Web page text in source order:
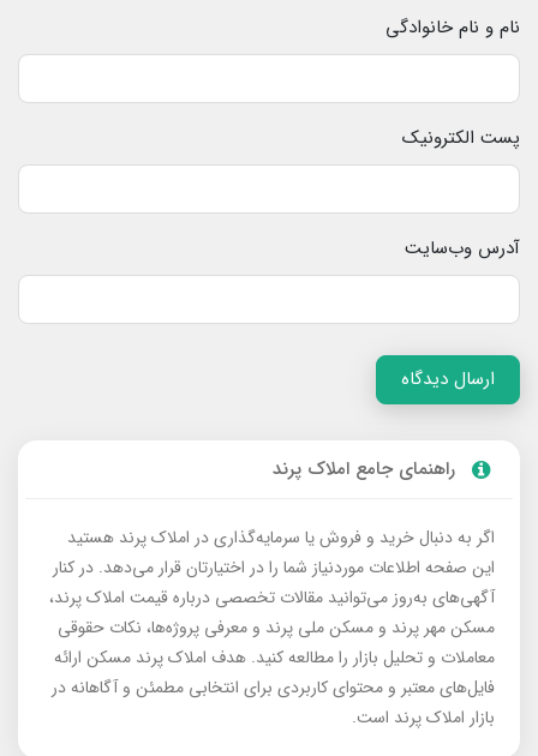
نام و نام خانوادگی
پست الکترونیک
آدرس وب‌سایت
ارسال دیدگاه
راهنمای جامع املاک پرند
اگر به دنبال خرید و فروش یا سرمایه‌گذاری در املاک پرند هستید
این صفحه اطلاعات موردنیاز شما را در اختیارتان قرار می‌دهد. در کنار
آگهی‌های به‌روز می‌توانید مقالات تخصصی درباره قیمت املاک پرند،
مسکن مهر پرند و مسکن ملی پرند و معرفی پروژه‌ها، نکات حقوقی
معاملات و تحلیل بازار را مطالعه کنید. هدف املاک پرند مسکن ارائه
فایل‌های معتبر و محتوای کاربردی برای انتخابی مطمئن و آگاهانه در
بازار املاک پرند است.